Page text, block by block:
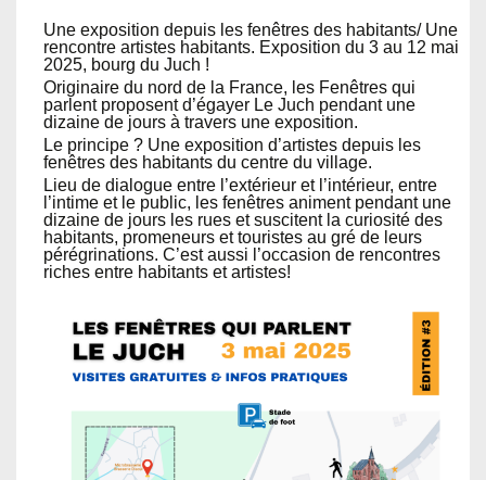
Une exposition depuis les fenêtres des habitants/ Une
rencontre artistes habitants. Exposition du 3 au 12 mai
2025, bourg du Juch !
Originaire du nord de la France, les Fenêtres qui
parlent proposent d’égayer Le Juch pendant une
dizaine de jours à travers une exposition.
Le principe ? Une exposition d’artistes depuis les
fenêtres des habitants du centre du village.
Lieu de dialogue entre l’extérieur et l’intérieur, entre
l’intime et le public, les fenêtres animent pendant une
dizaine de jours les rues et suscitent la curiosité des
habitants, promeneurs et touristes au gré de leurs
pérégrinations. C’est aussi l’occasion de rencontres
riches entre habitants et artistes!